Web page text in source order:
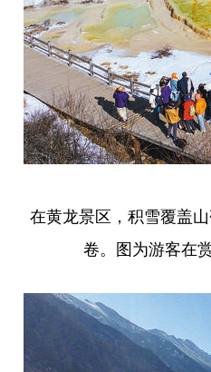
在黄龙景区，积雪覆盖
卷。图为游客在